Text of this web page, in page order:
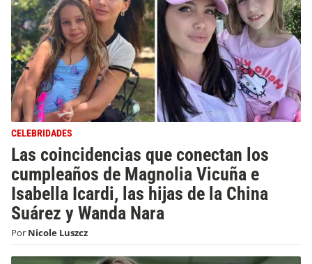
CELEBRIDADES
Las coincidencias que conectan los
cumpleaños de Magnolia Vicuña e
Isabella Icardi, las hijas de la China
Suárez y Wanda Nara
Por Nicole Luszcz